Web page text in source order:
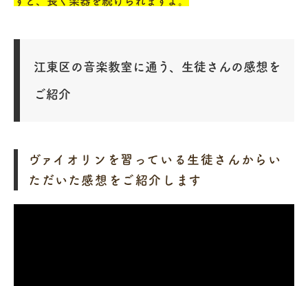
江東区の音楽教室に通う、生徒さんの感想を
ご紹介
ヴァイオリンを習っている生徒さんからい
ただいた感想をご紹介します